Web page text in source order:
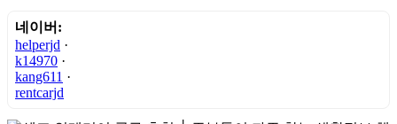
네이버:
helperjd ·
k14970 ·
kang611 ·
rentcarjd